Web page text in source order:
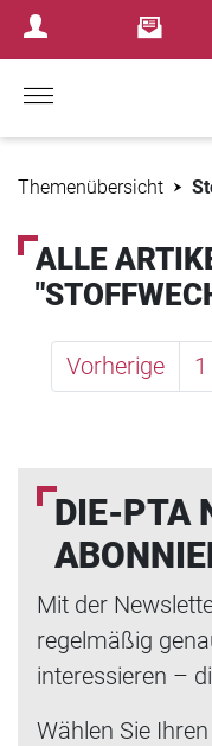
Login Menu
Themenübersicht
ALLE
Vorherige 1
DIE-PTA
Mit der
regelmäßig
interessieren –
Wählen Sie